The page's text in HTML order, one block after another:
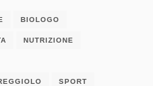
BIOLOGO
NUTRIZIONE
SPORT